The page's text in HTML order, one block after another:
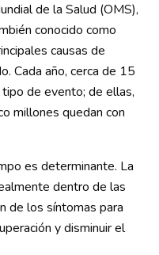
de la Salud (OMS),
conocido como
causas de
Cada año, cerca de 15
de evento; de ellas,
millones quedan con
es determinante. La
dentro de las
de los síntomas para
y disminuir el